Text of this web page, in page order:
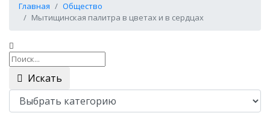
Главная
Общество
Мытищинская палитра в цветах и в сердцах
Искать